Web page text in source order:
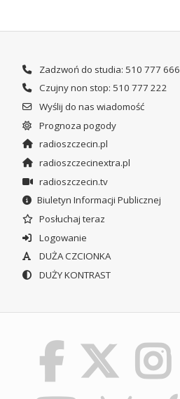
Zadzwoń do studia: 510 777 666
Czujny non stop: 510 777 222
Wyślij do nas wiadomość
Prognoza pogody
radioszczecin.pl
radioszczecinextra.pl
radioszczecin.tv
Biuletyn Informacji Publicznej
Posłuchaj teraz
Logowanie
DUŻA CZCIONKA
DUŻY KONTRAST